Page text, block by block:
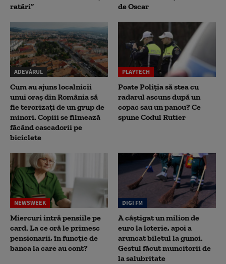
ratări”
de Oscar
ADEVĂRUL
Cum au ajuns localnicii
unui oraș din România să
fie terorizați de un grup de
minori. Copiii se filmează
făcând cascadorii pe
biciclete
PLAYTECH
Poate Poliția să stea cu
radarul ascuns după un
copac sau un panou? Ce
spune Codul Rutier
NEWSWEEK
Miercuri intră pensiile pe
card. La ce oră le primesc
pensionarii, în funcție de
banca la care au cont?
DIGI FM
A câștigat un milion de
euro la loterie, apoi a
aruncat biletul la gunoi.
Gestul făcut muncitorii de
la salubritate